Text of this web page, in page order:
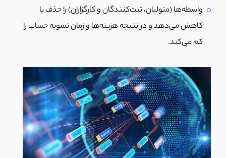
واسطه‌ها (متولیان، ثبت‌کنندگان و کارگزاران) را حذف یا
کاهش می‌دهد و در نتیجه هزینه‌ها و زمان تسویه حساب را
کم می‌کند.